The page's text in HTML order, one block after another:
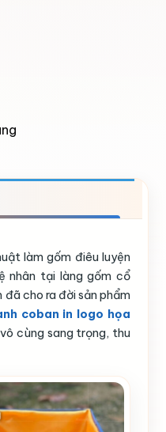
làm gốm điêu luyện
nhân tại làng gốm cổ
cho ra đời sản phẩm
coban in logo họa
vô cùng sang trọng, thu